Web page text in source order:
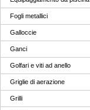
Fogli metallici
Galloccie
Ganci
Golfari e viti ad anello
Griglie di aerazione
Grilli